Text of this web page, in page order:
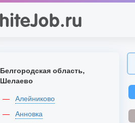
Белгородская область,
Шелаево
Алейниково
Анновка